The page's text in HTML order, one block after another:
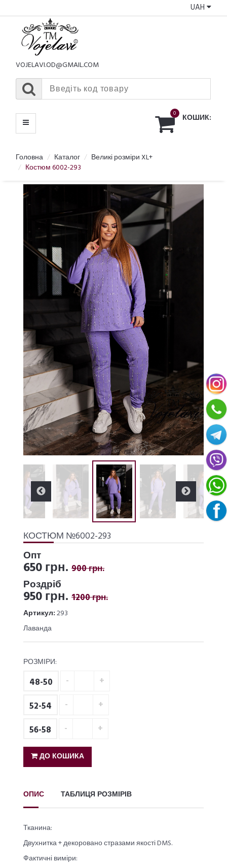
UAH
VOJELAVI.OD@GMAIL.COM
0 КОШИК:
МЕНЮ
Головна Каталог
Великі розміри XL+
Костюм 6002-293
КОСТЮМ №6002-293
Опт
650 грн. 900 грн.
Роздріб
950 грн. 1200 грн.
Артикул:293
Лаванда
РОЗМІРИ:
48-50
52-54
56-58
ДО КОШИКА
ОПИС ТАБЛИЦЯ РОЗМІРІВ
Тканина:
Двухнитка + декоровано стразами якості DMS.
Фактичні виміри: